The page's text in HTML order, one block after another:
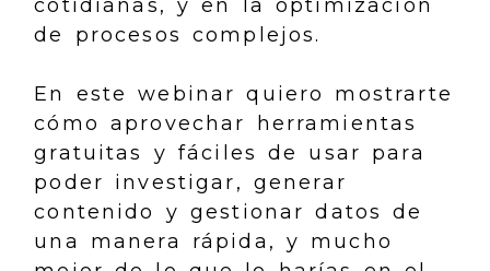
cotidianas, y en la optimización
de procesos complejos.
En este webinar quiero mostrarte
cómo aprovechar herramientas
gratuitas y fáciles de usar para
poder investigar, generar
contenido y gestionar datos de
una manera rápida, y mucho